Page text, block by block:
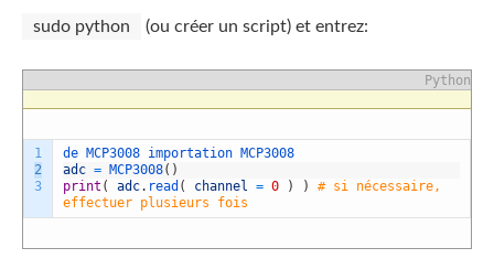
sudo python (ou créer un script) et entrez:
Python
1
2
3
de MCP3008 importation MCP3008
adc = MCP3008( )
print ( adc. read ( channel = 0 ) )
# si nécessaire,
effectuer plusieurs fois